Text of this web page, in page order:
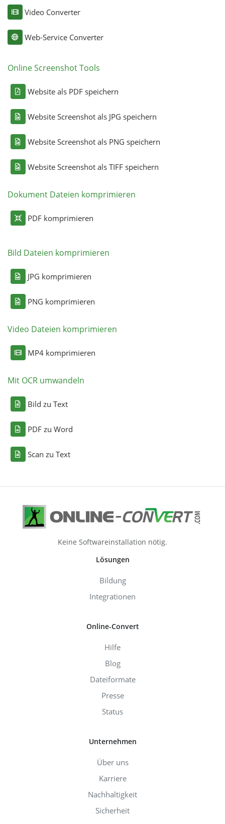
Video Converter
Web-Service Converter
Online Screenshot Tools
Website als PDF speichern
Website Screenshot als JPG speichern
Website Screenshot als PNG speichern
Website Screenshot als TIFF speichern
Dokument Dateien komprimieren
PDF komprimieren
Bild Dateien komprimieren
JPG komprimieren
PNG komprimieren
Video Dateien komprimieren
MP4 komprimieren
Mit OCR umwandeln
Bild zu Text
PDF zu Word
Scan zu Text
Keine Softwareinstallation nötig.
Lösungen
Bildung
Integrationen
Online-Convert
Hilfe
Blog
Dateiformate
Presse
Status
Unternehmen
Über uns
Karriere
Nachhaltigkeit
Sicherheit